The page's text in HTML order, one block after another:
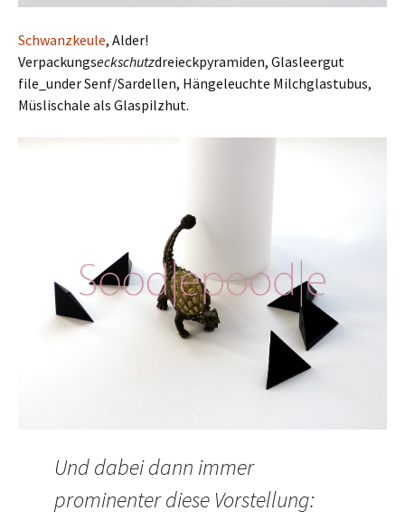
Schwanzkeule, Alder!
Verpackungseckschutzdreieckpyramiden, Glasleergut
file_under Senf/Sardellen, Hängeleuchte Milchglastubus,
Müslischale als Glaspilzhut.
Und dabei dann immer
prominenter diese Vorstellung: